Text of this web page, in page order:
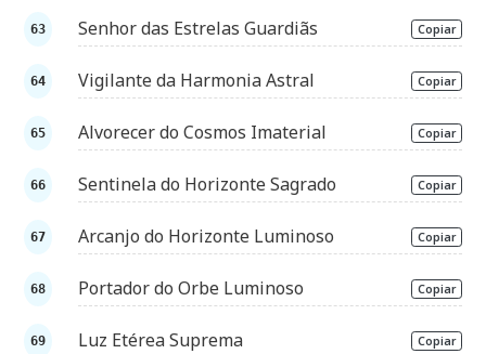
Senhor das Estrelas Guardiãs Copiar
Vigilante da Harmonia Astral Copiar
Alvorecer do Cosmos Imaterial Copiar
Sentinela do Horizonte Sagrado Copiar
Arcanjo do Horizonte Luminoso Copiar
Portador do Orbe Luminoso Copiar
Luz Etérea Suprema Copiar